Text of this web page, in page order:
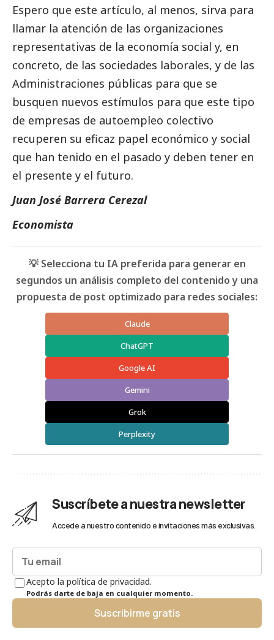
Espero que este artículo, al menos, sirva para
llamar la atención de las organizaciones
representativas de la economía social y, en
concreto, de las sociedades laborales, y de las
Administraciones públicas para que se
busquen nuevos estímulos para que este tipo
de empresas de autoempleo colectivo
recuperen su eficaz papel económico y social
que han tenido en el pasado y deben tener en
el presente y el futuro.
Juan José Barrera Cerezal
Economista
💡 Selecciona tu IA preferida para generar en
segundos un análisis completo del contenido y una
propuesta de post optimizado para redes sociales:
Claude
ChatGPT
Google AI
Gemini
Grok
Perplexity
Suscríbete a nuestra newsletter
Accede a nuestro contenido e invitaciones más exclusivas.
Acepto la política de privacidad.
Podrás darte de baja en cualquier momento.
Suscribirme gratis